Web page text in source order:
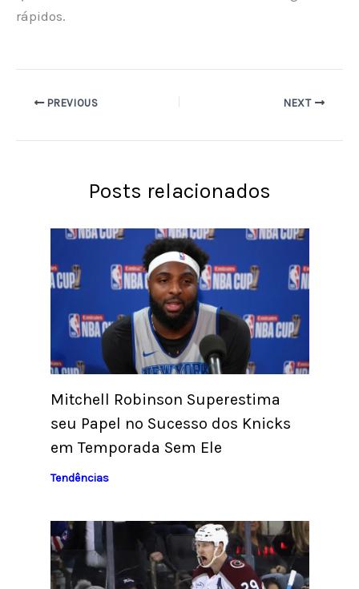
rápidos.
PREVIOUS NEXT
Posts relacionados
Mitchell Robinson Superestima
seu Papel no Sucesso dos Knicks
em Temporada Sem Ele
Tendências